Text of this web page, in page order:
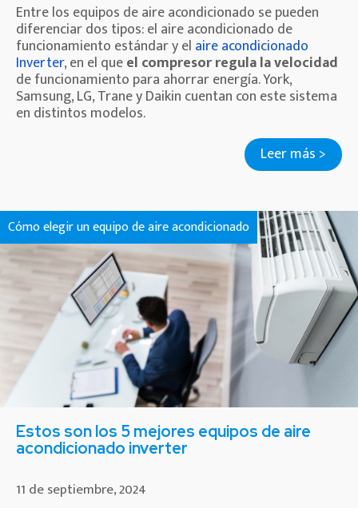
Entre los equipos de aire acondicionado se pueden
diferenciar dos tipos: el aire acondicionado de
funcionamiento estándar y el aire acondicionado
Inverter, en el queel compresor regula la velocidad
de funcionamiento para ahorrar energía. York,
Samsung, LG, Trane y Daikin cuentan con este sistema
en distintos modelos.
Leer más >
Cómo elegir un equipo de aire acondicionado
Estos son los 5 mejores equipos de aire
acondicionado inverter
11 de septiembre, 2024